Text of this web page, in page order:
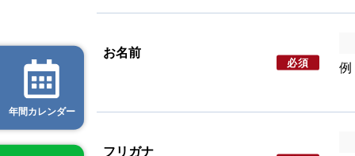
お名前
必須
フリガナ
年間カレンダー